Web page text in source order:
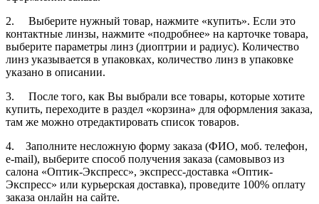
2. Выберите нужный товар, нажмите «купить». Если это
контактные линзы, нажмите «подробнее» на карточке товара,
выберите параметры линз (диоптрии и радиус). Количество
линз указывается в упаковках, количество линз в упаковке
указано в описании.
3. После того, как Вы выбрали все товары, которые хотите
купить, переходите в раздел «корзина» для оформления заказа,
там же можно отредактировать список товаров.
4. Заполните несложную форму заказа (ФИО, моб. телефон,
e-mail), выберите способ получения заказа (самовывоз из
салона «Оптик-Экспресс», экспресс-доставка «Оптик-
Экспресс» или курьерская доставка), проведите 100% оплату
заказа онлайн на сайте.